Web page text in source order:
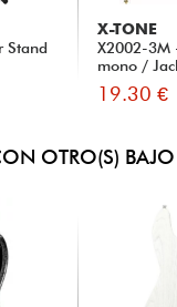
Stand
X-TONE
X2002-3M
mono /
S...
19.30 €
OTRO(S) BAJO